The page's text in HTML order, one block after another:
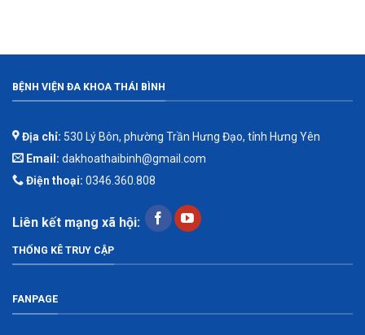
BỆNH VIỆN ĐA KHOA THÁI BÌNH
Địa chỉ: 530 Lý Bôn, phường Trần Hưng Đạo, tỉnh Hưng Yên
Email: dakhoathaibinh@gmail.com
Điện thoại: 0346.360.808
Liên kết mạng xã hội:
THỐNG KÊ TRUY CẬP
FANPAGE